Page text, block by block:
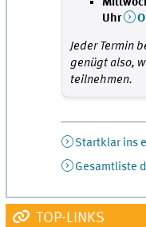
Uhr
Jeder Termin
genügt also,
teilnehmen.
Startklar ins
Gesamtliste
TOP-LINKS